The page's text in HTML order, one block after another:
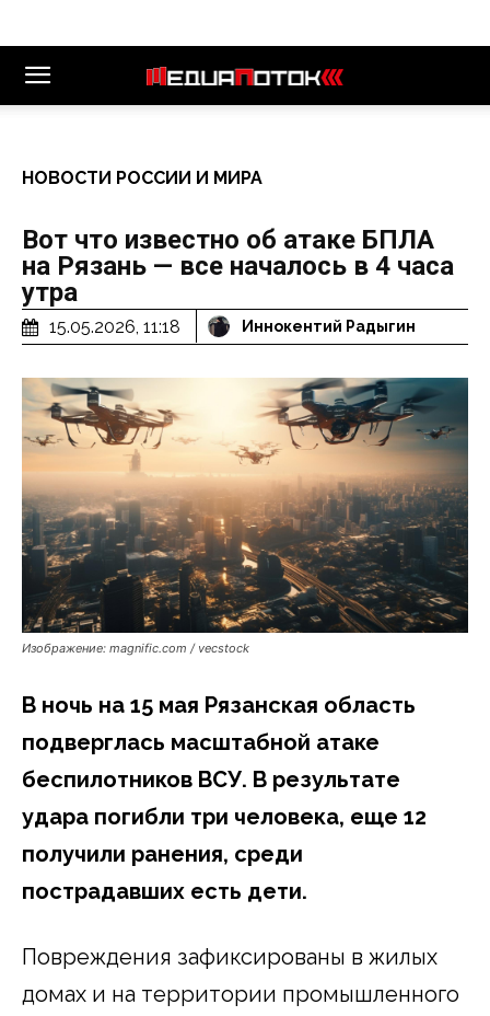
НОВОСТИ РОССИИ И МИРА
Вот что известно об атаке БПЛА
на Рязань — все началось в 4 часа
утра
15.05.2026, 11:18 Иннокентий Радыгин
Изображение: magnific.com / vecstock
В ночь на 15 мая Рязанская область
подверглась масштабной атаке
беспилотников ВСУ. В результате
удара погибли три человека, еще 12
получили ранения, среди
пострадавших есть дети.
Повреждения зафиксированы в жилых
домах и на территории промышленного